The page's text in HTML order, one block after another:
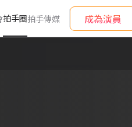
拍手圈拍手傳媒 成為演員